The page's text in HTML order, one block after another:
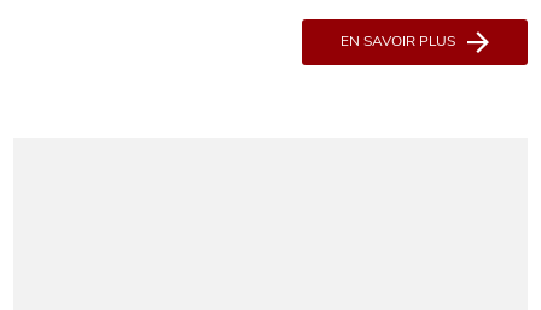
EN SAVOIR PLUS